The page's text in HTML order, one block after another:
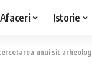
Afaceri Istorie
unui sit